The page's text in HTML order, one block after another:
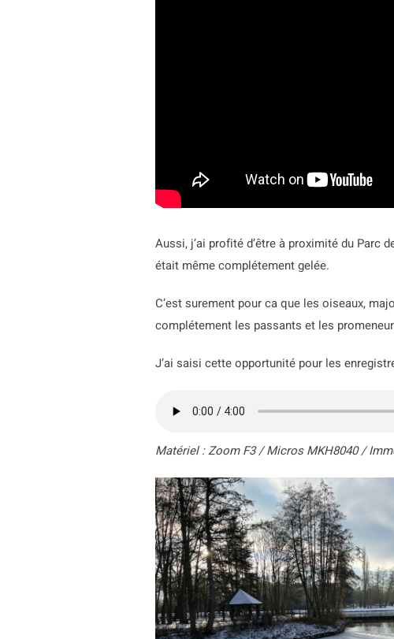
Aussi, j’ai profité d’être à proximité du Parc
était même complétement gelée.
C’est surement pour ca que les oiseaux,
complétement les passants et les
J’ai saisi cette opportunité pour les
Matériel : Zoom F3 / Micros MKH8040 /